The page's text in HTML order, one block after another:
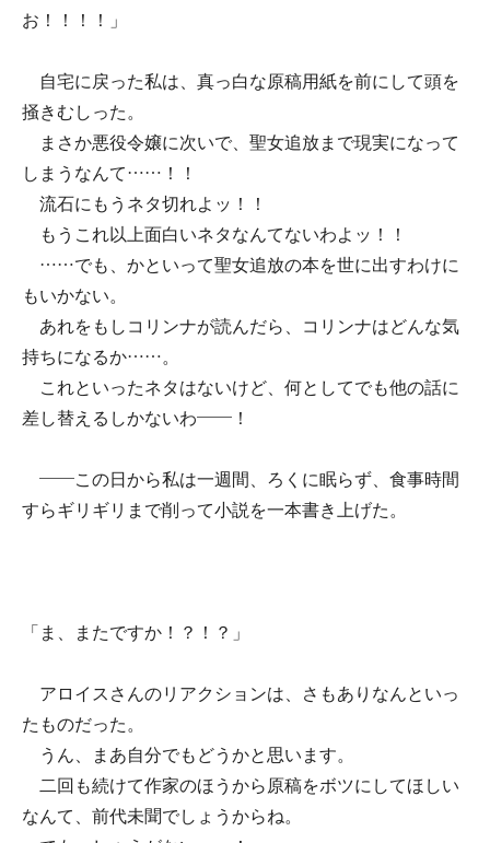
お！！！！」
自宅に戻った私は、真っ白な原稿用紙を前にして頭を
掻きむしった。
まさか悪役令嬢に次いで、聖女追放まで現実になって
しまうなんて……！！
流石にもうネタ切れよッ！！
もうこれ以上面白いネタなんてないわよッ！！
……でも、かといって聖女追放の本を世に出すわけに
もいかない。
あれをもしコリンナが読んだら、コリンナはどんな気
持ちになるか……。
これといったネタはないけど、何としてでも他の話に
差し替えるしかないわ――！
――この日から私は一週間、ろくに眠らず、食事時間
すらギリギリまで削って小説を一本書き上げた。
「ま、またですか！？！？」
アロイスさんのリアクションは、さもありなんといっ
たものだった。
うん、まあ自分でもどうかと思います。
二回も続けて作家のほうから原稿をボツにしてほしい
なんて、前代未聞でしょうからね。